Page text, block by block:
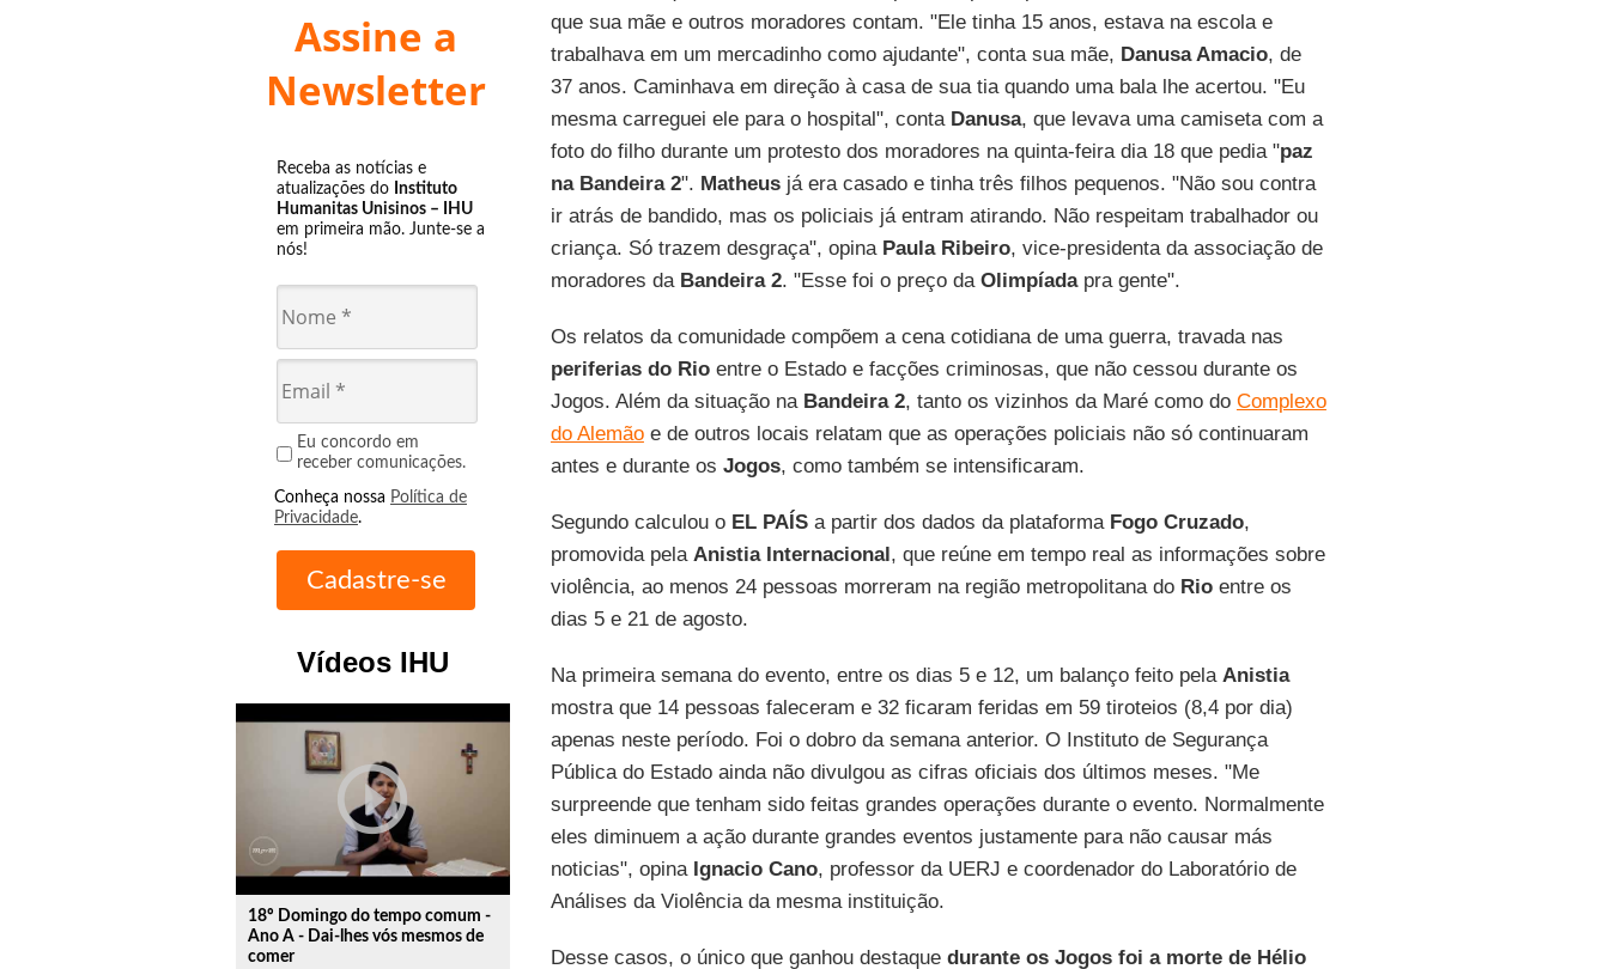
Assine a
Newsletter
Receba as notícias e
atualizações do Instituto
Humanitas Unisinos – IHU
em primeira mão. Junte-se a
nós!
Eu concordo em
receber comunicações.
Conheça nossa Política de
Privacidade.
Vídeos IHU
play_circle_outline
18º Domingo do tempo comum -
Ano A - Dai-lhes vós mesmos de
comer
que sua mãe e outros moradores contam. "Ele tinha 15 anos, estava na escola e
trabalhava em um mercadinho como ajudante", conta sua mãe, Danusa Amacio, de
37 anos. Caminhava em direção à casa de sua tia quando uma bala lhe acertou. "Eu
mesma carreguei ele para o hospital", conta Danusa, que levava uma camiseta com a
foto do filho durante um protesto dos moradores na quinta-feira dia 18 que pedia "paz
na Bandeira 2". Matheusjá era casado e tinha três filhos pequenos. "Não sou contra
ir atrás de bandido, mas os policiais já entram atirando. Não respeitam trabalhador ou
criança. Só trazem desgraça", opina Paula Ribeiro, vice-presidenta da associação de
moradores daBandeira 2. "Esse foi o preço da Olimpíadapra gente".
Os relatos da comunidade compõem a cena cotidiana de uma guerra, travada nas
periferias do Rioentre o Estado e facções criminosas, que não cessou durante os
Jogos. Além da situação na Bandeira 2, tanto os vizinhos da Maré como do Complexo
do Alemãoe de outros locais relatam que as operações policiais não só continuaram
antes e durante os Jogos, como também se intensificaram.
Segundo calculou o EL PAÍSa partir dos dados da plataformaFogo Cruzado,
promovida pela Anistia Internacional, que reúne em tempo real as informações sobre
violência, ao menos 24 pessoas morreram na região metropolitana do Rioentre os
dias 5 e 21 de agosto.
Na primeira semana do evento, entre os dias 5 e 12, um balanço feito pela Anistia
mostra que 14 pessoas faleceram e 32 ficaram feridas em 59 tiroteios (8,4 por dia)
apenas neste período. Foi o dobro da semana anterior. O Instituto de Segurança
Pública do Estado ainda não divulgou as cifras oficiais dos últimos meses. "Me
surpreende que tenham sido feitas grandes operações durante o evento. Normalmente
eles diminuem a ação durante grandes eventos justamente para não causar más
noticias", opina Ignacio Cano, professor da UERJ e coordenador do Laboratório de
Análises da Violência da mesma instituição.
Desse casos, o único que ganhou destaque durante os Jogos foi a morte de Hélio